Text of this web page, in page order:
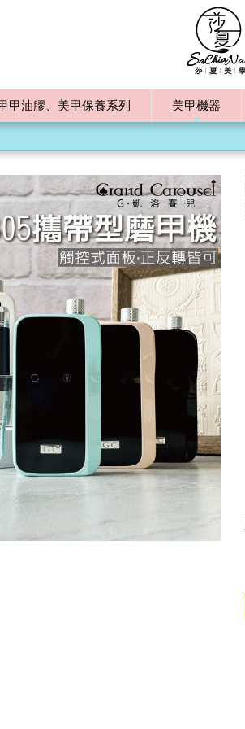
甲油膠、美甲保養系列 美甲機器